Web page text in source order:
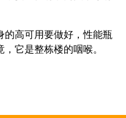
高可用要做好，性能瓶
它是整栋楼的咽喉。